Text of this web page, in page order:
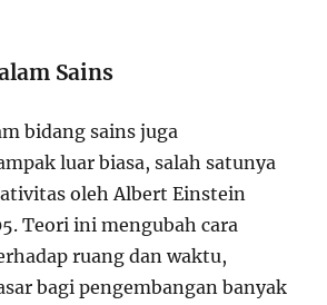
Sains
bidang sains juga
luar biasa, salah satunya
oleh Albert Einstein
Teori ini mengubah cara
ruang dan waktu,
bagi pengembangan banyak